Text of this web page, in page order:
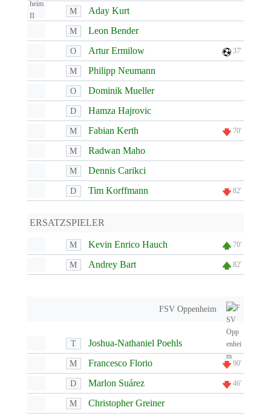
M Aday Kurt
M Leon Bender
O Artur Ermilow 37'
M Philipp Neumann
O Dominik Mueller
D Hamza Hajrovic
M Fabian Kerth 70'
M Radwan Maho
M Dennis Carikci
D Tim Korffmann 82'
ERSATZSPIELER
M Kevin Enrico Hauch 70'
M Andrey Bart 82'
FSV Oppenheim
T Joshua-Nathaniel Poehls
M Francesco Florio 90'
D Marlon Suárez 46'
M Christopher Greiner